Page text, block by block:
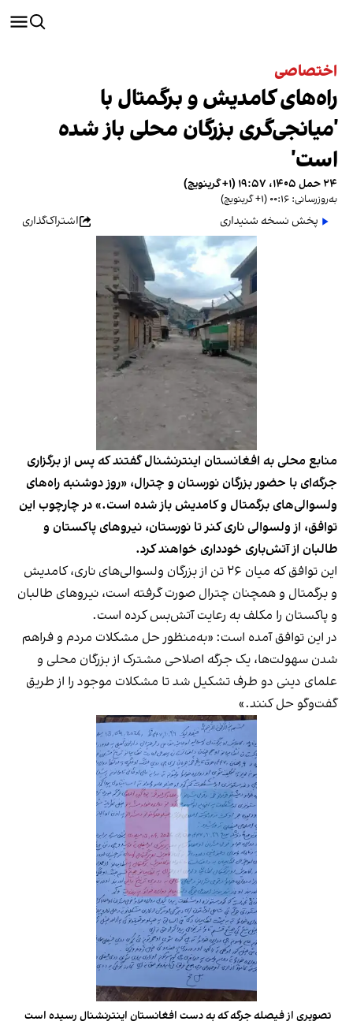
اختصاصی
راه‌های کامدیش و برگمتال با
'میانجی‌گری بزرگان محلی باز شده
است'
۲۴ حمل ۱۴۰۵، ۱۹:۵۷ (‎+۱ گرینویچ)
به‌روزرسانی: ۰۰:۱۶ (‎+۱ گرینویچ)
پخش نسخه شنیداری اشتراک‌گذاری
منابع محلی به افغانستان اینترنشنال گفتند که پس از برگزاری
جرگه‌ای با حضور بزرگان نورستان و چترال، «روز دوشنبه راه‌های
ولسوالی‌های برگمتال و کامدیش باز شده است.» در چارچوب این
توافق، از ولسوالی ناری کنر تا نورستان، نیروهای پاکستان و
طالبان از آتش‌باری خودداری خواهند کرد.
این توافق که میان ۲۶ تن از بزرگان ولسوالی‌های ناری، کامدیش
و برگمتال و همچنان چترال صورت گرفته است، نیروهای طالبان
و پاکستان را مکلف به رعایت آتش‌بس کرده است.
در این توافق آمده است: «به‌منظور حل مشکلات مردم و فراهم‌
شدن سهولت‌ها، یک جرگه اصلاحی مشترک از بزرگان محلی و
علمای دینی دو طرف تشکیل شد تا مشکلات موجود را از طریق
گفت‌وگو حل کنند.»
تصویری از فیصله جرگه که به دست افغانستان اینترنشنال رسیده است